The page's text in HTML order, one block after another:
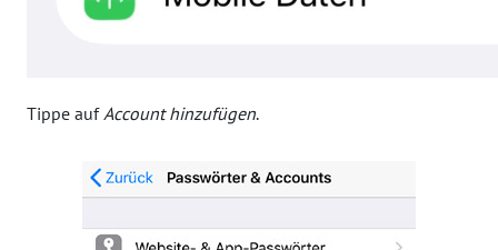
Tippe aufAccount hinzufügen.